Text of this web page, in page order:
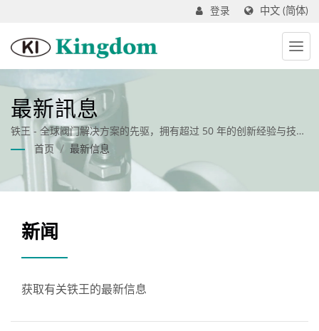
中文 (简体)
登录
最新訊息
铁王 - 全球阀门解决方案的先驱，拥有超过 50 年的创新经验与技术
实力。首页 / 最新信息
新闻
获取有关铁王的最新信息